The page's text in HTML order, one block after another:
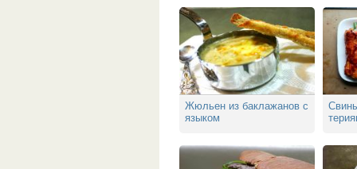
Жюльен из баклажанов с
языком